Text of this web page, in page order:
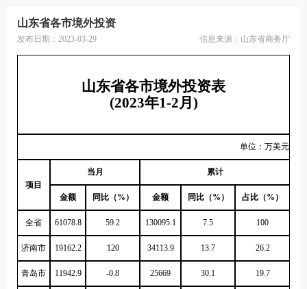
山东省各市境外投资
发布日期：2023-03-29 信息来源： 山东省商务厅
山东省各市境外投资表
(2023年1-2月)
单位：万美元
项目
当月 累计
金额 同比（%） 金额 同比（%） 占比（%）
全省 61078.8 59.2 130095.1 7.5 100
济南市 19162.2 120 34113.9 13.7 26.2
青岛市 11942.9 -0.8 25669 30.1 19.7